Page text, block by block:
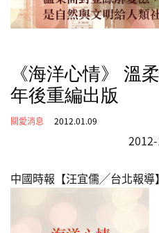
《海洋心情》 溫
年後重編出版
關愛消息 2012.01.09
中國時報【汪宜儒╱台北報導】